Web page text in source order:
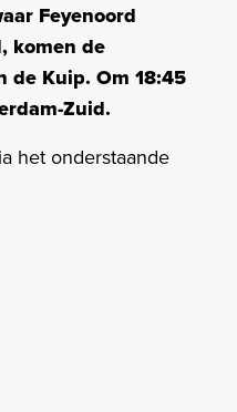
Feyenoord
komen de
de Kuip. Om 18:45
Zuid.
het onderstaande